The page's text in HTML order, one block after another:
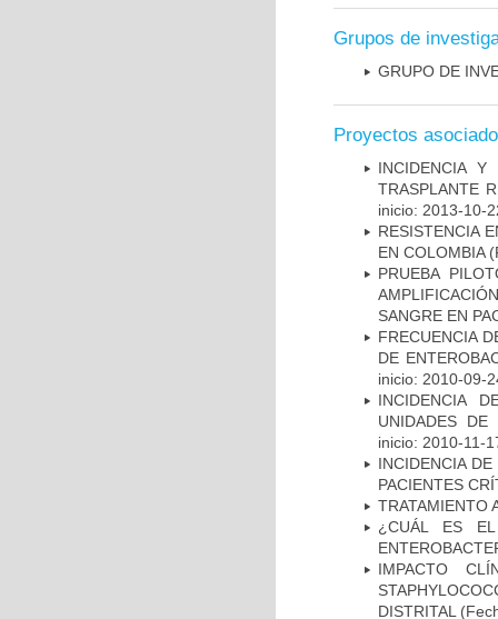
Grupos de
GRUPO DE
Proyectos
INCIDENCIA Y
TRASPLANTE
inicio: 2013-10-
RESISTENCIA
EN COLOMBIA
PRUEBA
SANGRE EN
FRECUENCIA
DE
inicio: 2010-09-
INCIDENCIA
UNIDADES DE
inicio: 2010-11-
INCIDENCIA
PACIENTES
TRATAMIENTO
¿CUÁL ES EL
IMPACTO
DISTRITAL